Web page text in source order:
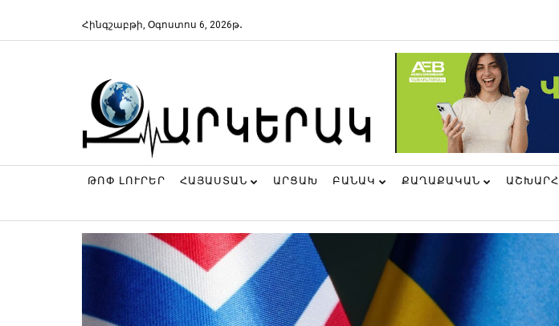
Հինգշաբթի, Օգոստոս 6, 2026թ․
ԹՈՓ ԼՈՒՐԵՐ ՀԱՅԱՍՏԱՆ ԱՐՑԱԽ ԲԱՆԱԿ ՔԱՂԱՔԱԿԱՆ ԱՇԽԱՐՀ